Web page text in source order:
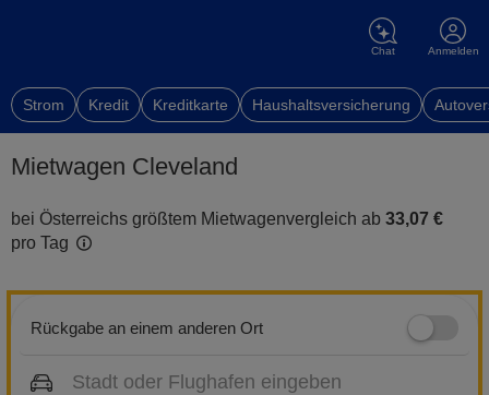
Chat Anmelden
Strom Kredit Kreditkarte Haushaltsversicherung
Mietwagen Cleveland
bei Österreichs größtem Mietwagenvergleich ab 33,07 €
pro Tag
Rückgabe an einem anderen Ort